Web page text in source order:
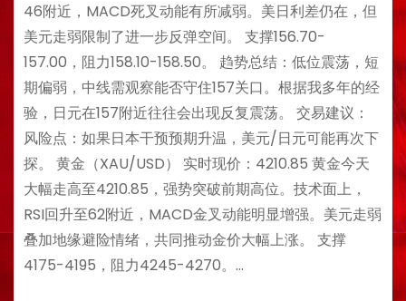
46附近，MACD死叉动能有所减弱。美日利差仍在，但
美元走弱限制了进一步反弹空间。 支撑156.70-
157.00，阻力158.10-158.50。 趋势总结：低位震荡，短
期偏弱，中线需观察能否守住157关口。根据我多年的经
验，日元在157附近往往会出现反复震荡。 交易建议：
风险点：如果日本干预预期升温，美元/日元可能再次下
探。 黄金（XAU/USD） 实时现价：4210.85 黄金今天
大幅走高至4210.85，强势突破前期高位。技术面上，
RSI回升至62附近，MACD金叉动能明显增强。美元走弱
叠加地缘避险情绪，共同推动金价大幅上涨。 支撑
4175-4195，阻力4245-4270。…